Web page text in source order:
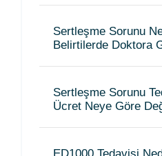
Sertleşme Sorunu
Belirtilerde Doktora
Sertleşme Sorunu
Ücret Neye Göre